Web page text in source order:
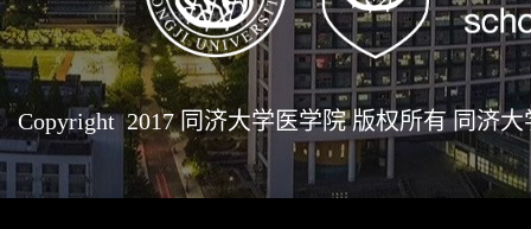
Copyright 2017 同济大学医学院 版权所有 同济